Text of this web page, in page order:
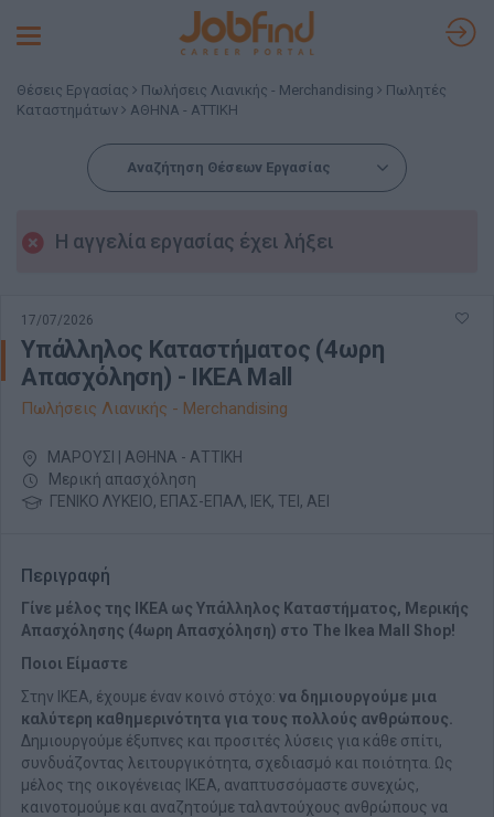
Toggle
Θέσεις Εργασίας Πωλήσεις Λιανικής - Merchandising
Πωλητές
Καταστημάτων
ΑΘΗΝΑ - ΑΤΤΙΚΗ
Αναζήτηση Θέσεων Εργασίας
Η αγγελία εργασίας έχει λήξει
17/07/2026
Υπάλληλος Καταστήματος (4ωρη
Απασχόληση) - ΙΚΕΑ Mall
Πωλήσεις Λιανικής - Merchandising
ΜΑΡΟΥΣΙ | ΑΘΗΝΑ - ΑΤΤΙΚΗ
Μερική απασχόληση
ΓΕΝΙΚΟ ΛΥΚΕΙΟ, ΕΠΑΣ-ΕΠΑΛ, ΙΕΚ, ΤΕΙ, ΑΕΙ
Περιγραφή
Γίνε μέλος της ΙΚΕΑ ως Υπάλληλος Καταστήματος, Μερικής
Απασχόλησης (4ωρη Απασχόληση) στο The Ikea Mall Shop!
Ποιοι Είμαστε
Στην ΙΚΕΑ, έχουμε έναν κοινό στόχο: να δημιουργούμε μια
καλύτερη καθημερινότητα για τους πολλούς ανθρώπους.
Δημιουργούμε έξυπνες και προσιτές λύσεις για κάθε σπίτι,
συνδυάζοντας λειτουργικότητα, σχεδιασμό και ποιότητα. Ως
μέλος της οικογένειας ΙΚΕΑ, αναπτυσσόμαστε συνεχώς,
καινοτομούμε και αναζητούμε ταλαντούχους ανθρώπους να